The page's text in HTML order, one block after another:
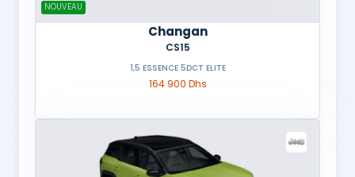
NOUVEAU
Changan
CS15
1,5 ESSENCE 5DCT ELITE
164 900 Dhs